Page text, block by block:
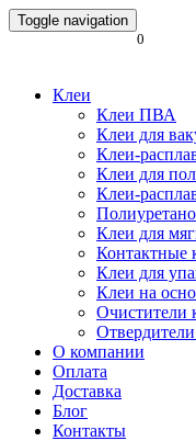
Toggle navigation
0
Клеи
Клеи ПВА
Клеи для
Клеи-
Клеи для
Клеи-
Клеи для
Контактные
Клеи для
Клеи на
Очистители
О компании
Оплата
Доставка
Блог
Контакты